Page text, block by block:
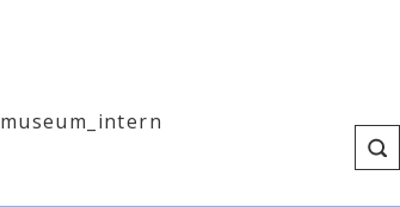
museum_intern